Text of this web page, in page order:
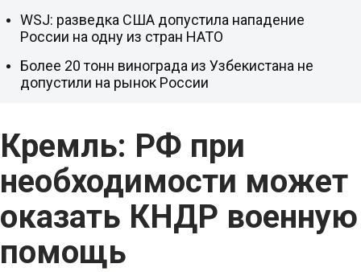
Кремль: РФ при
необходимости может
оказать КНДР военную
помощь
WSJ: разведка США допустила нападение
России на одну из стран НАТО
Более 20 тонн винограда из Узбекистана не
допустили на рынок России